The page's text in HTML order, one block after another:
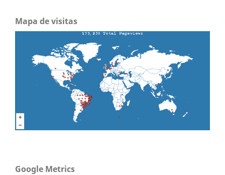
Mapa de visitas
Google Metrics